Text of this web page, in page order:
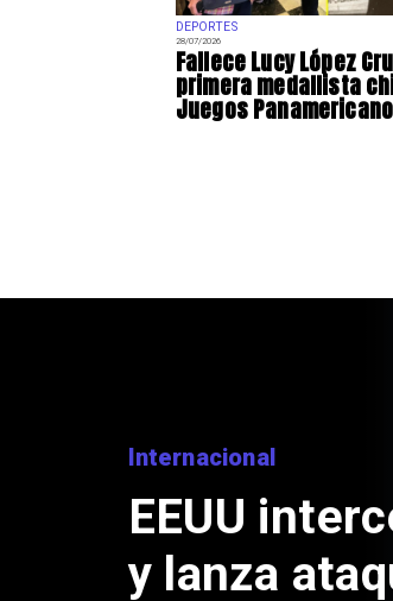
DEPORTES
28/07/2026
Fallece Lucy López
primera medallista
Juegos
Nacional
Estado